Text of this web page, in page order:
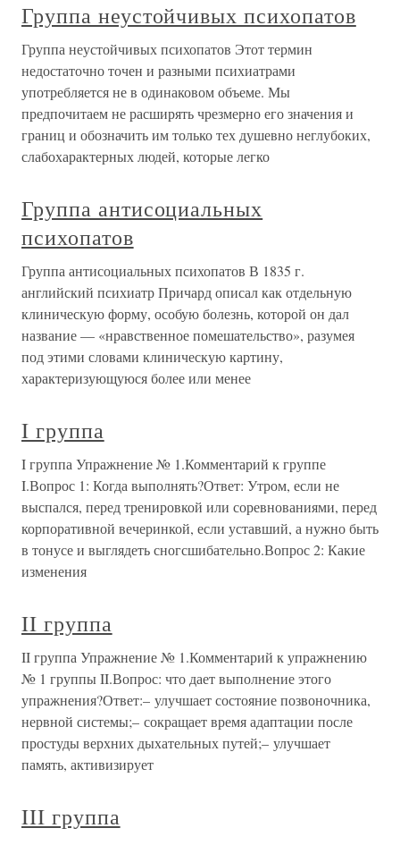
Группа неустойчивых психопатов
Группа неустойчивых психопатов Этот термин
недостаточно точен и разными психиатрами
употребляется не в одинаковом объеме. Мы
предпочитаем не расширять чрезмерно его значения и
границ и обозначить им только тех душевно неглубоких,
слабохарактерных людей, которые легко
Группа антисоциальных
психопатов
Группа антисоциальных психопатов В 1835 г.
английский психиатр Причард описал как отдельную
клиническую форму, особую болезнь, которой он дал
название — «нравственное помешательство», разумея
под этими словами клиническую картину,
характеризующуюся более или менее
I группа
I группа Упражнение № 1.Комментарий к группе
I.Вопрос 1: Когда выполнять?Ответ: Утром, если не
выспался, перед тренировкой или соревнованиями, перед
корпоративной вечеринкой, если уставший, а нужно быть
в тонусе и выглядеть сногсшибательно.Вопрос 2: Какие
изменения
II группа
II группа Упражнение № 1.Комментарий к упражнению
№ 1 группы II.Вопрос: что дает выполнение этого
упражнения?Ответ:– улучшает состояние позвоночника,
нервной системы;– сокращает время адаптации после
простуды верхних дыхательных путей;– улучшает
память, активизирует
III группа